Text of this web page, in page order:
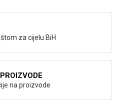
za cijelu BiH
na proizvode